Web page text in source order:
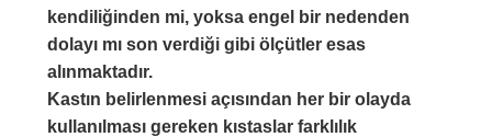
kendiliğinden mi, yoksa engel bir nedenden
dolayı mı son verdiği gibi ölçütler esas
alınmaktadır.
Kastın belirlenmesi açısından her bir olayda
kullanılması gereken kıstaslar farklılık